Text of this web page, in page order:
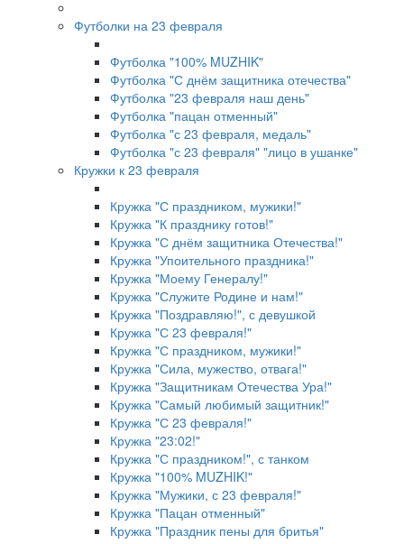
Футболки на 23 февраля
Футболка "100% MUZHIK"
Футболка "С днём защитника отечества"
Футболка "23 февраля наш день"
Футболка "пацан отменный"
Футболка "с 23 февраля, медаль"
Футболка "с 23 февраля" "лицо в ушанке"
Кружки к 23 февраля
Кружка "С праздником, мужики!"
Кружка "К празднику готов!"
Кружка "С днём защитника Отечества!"
Кружка "Упоительного праздника!"
Кружка "Моему Генералу!"
Кружка "Служите Родине и нам!"
Кружка "Поздравляю!", с девушкой
Кружка "С 23 февраля!"
Кружка "С праздником, мужики!"
Кружка "Сила, мужество, отвага!"
Кружка "Защитникам Отечества Ура!"
Кружка "Самый любимый защитник!"
Кружка "С 23 февраля!"
Кружка "23:02!"
Кружка "С праздником!", с танком
Кружка "100% MUZHIK!"
Кружка "Мужики, с 23 февраля!"
Кружка "Пацан отменный"
Кружка "Праздник пены для бритья"